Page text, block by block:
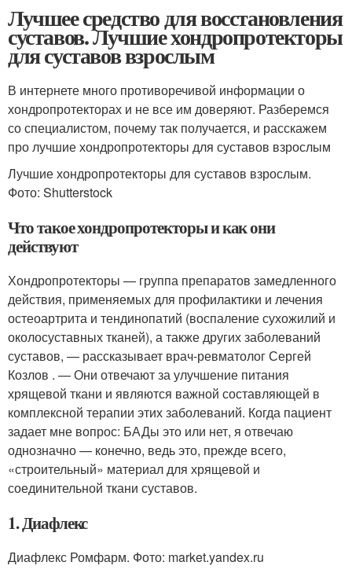
Лучшее средство для восстановления
суставов. Лучшие хондропротекторы
для суставов взрослым
В интернете много противоречивой информации о
хондропротекторах и не все им доверяют. Разберемся
со специалистом, почему так получается, и расскажем
про лучшие хондропротекторы для суставов взрослым
Лучшие хондропротекторы для суставов взрослым.
Фото: Shutterstock
Что такое хондропротекторы и как они
действуют
Хондропротекторы — группа препаратов замедленного
действия, применяемых для профилактики и лечения
остеоартрита и тендинопатий (воспаление сухожилий и
околосуставных тканей), а также других заболеваний
суставов, — рассказывает врач-ревматолог Сергей
Козлов . — Они отвечают за улучшение питания
хрящевой ткани и являются важной составляющей в
комплексной терапии этих заболеваний. Когда пациент
задает мне вопрос: БАДы это или нет, я отвечаю
однозначно — конечно, ведь это, прежде всего,
«строительный» материал для хрящевой и
соединительной ткани суставов.
1. Диафлекс
Диафлекс Ромфарм. Фото: market.yandex.ru